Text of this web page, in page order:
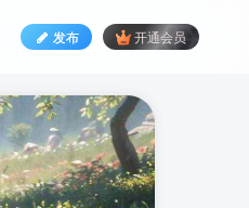
发布 开通会员